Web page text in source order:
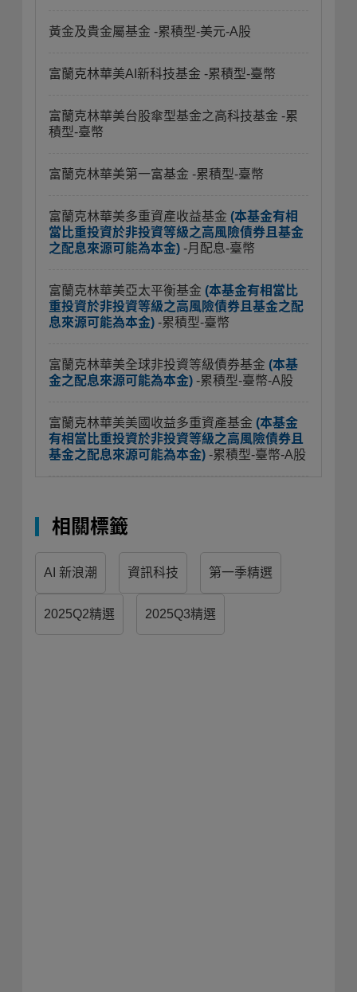
黃金及貴金屬基金 -累積型-美元-A股
富蘭克林華美AI新科技基金 -累積型-臺幣
富蘭克林華美台股傘型基金之高科技基金 -累
積型-臺幣
富蘭克林華美第一富基金 -累積型-臺幣
富蘭克林華美多重資產收益基金 (本基金有相
當比重投資於非投資等級之高風險債券且基金
之配息來源可能為本金) -月配息-臺幣
富蘭克林華美亞太平衡基金 (本基金有相當比
重投資於非投資等級之高風險債券且基金之配
息來源可能為本金) -累積型-臺幣
富蘭克林華美全球非投資等級債券基金 (本基
金之配息來源可能為本金) -累積型-臺幣-A股
富蘭克林華美美國收益多重資產基金 (本基金
有相當比重投資於非投資等級之高風險債券且
基金之配息來源可能為本金) -累積型-臺幣-A股
相關標籤
AI 新浪潮 資訊科技 第一季精選
2025Q2精選 2025Q3精選